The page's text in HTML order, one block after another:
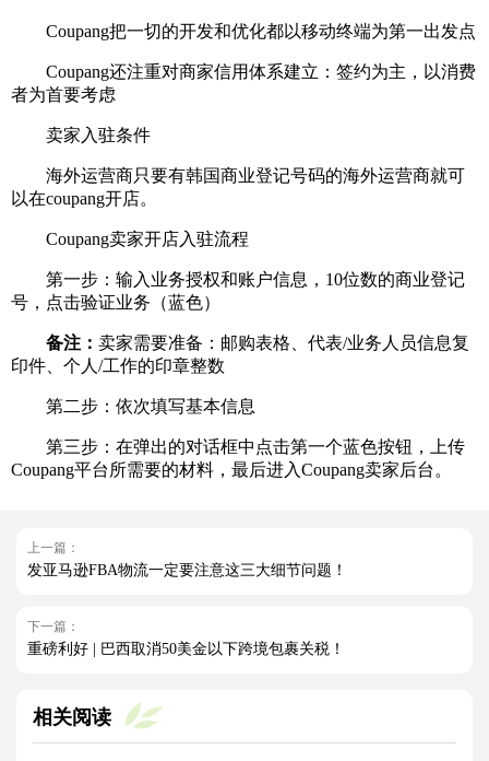
Coupang把一切的开发和优化都以移动终端为第一出发点
Coupang还注重对商家信用体系建立：签约为主，以消费
者为首要考虑
卖家入驻条件
海外运营商只要有韩国商业登记号码的海外运营商就可
以在coupang开店。
Coupang卖家开店入驻流程
第一步：输入业务授权和账户信息，10位数的商业登记
号，点击验证业务（蓝色）
备注： 卖家需要准备：邮购表格、代表/业务人员信息复
印件、个人/工作的印章整数
第二步：依次填写基本信息
第三步：在弹出的对话框中点击第一个蓝色按钮，上传
Coupang平台所需要的材料，最后进入Coupang卖家后台。
上一篇：
发亚马逊FBA物流一定要注意这三大细节问题！
下一篇：
重磅利好 | 巴西取消50美金以下跨境包裹关税！
相关阅读